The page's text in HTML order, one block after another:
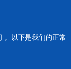
。以下是我们的正常